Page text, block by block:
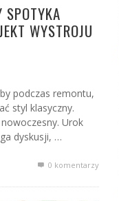
SPOTYKA
WYSTROJU
podczas remontu,
styl klasyczny.
Urok
dyskusji, …
0 komentarzy